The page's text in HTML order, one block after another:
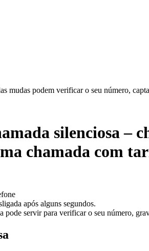
mudas podem verificar o seu número,
silenciosa –
chamada com
após alguns segundos.
pode servir para verificar o seu número,